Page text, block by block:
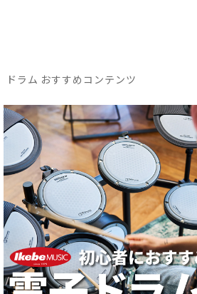
ドラム おすすめコンテンツ